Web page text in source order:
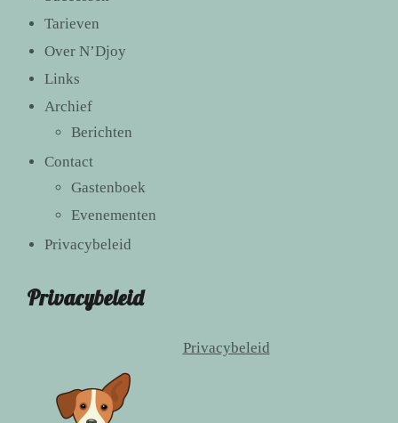
Tarieven
Over N’Djoy
Links
Archief
Berichten
Contact
Gastenboek
Evenementen
Privacybeleid
Privacybeleid
Privacybeleid